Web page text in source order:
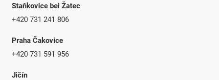
Staňkovice bei Žatec
+420 731 241 806
Praha Čakovice
+420 731 591 956
Jičín